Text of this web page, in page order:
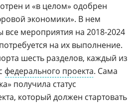
и «в целом» одобрен
экономики». В нем
мероприятия на 2018-2024
на их выполнение.
шесть разделов, каждый из
федерального проекта. Сама
получила статус
который должен стартовать